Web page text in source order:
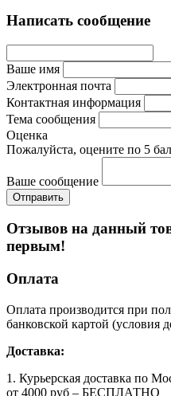
Написать сообщение
Ваше имя
Электронная почта
Контактная информация
Тема сообщения
Оценка
Пожалуйста, оцените по 5
Ваше сообщение
Отзывов на данный
первым!
Оплата
Оплата производится при
банковской картой (условия
Доставка:
1. Курьерская доставка по
от 4000 руб – БЕСПЛАТНО